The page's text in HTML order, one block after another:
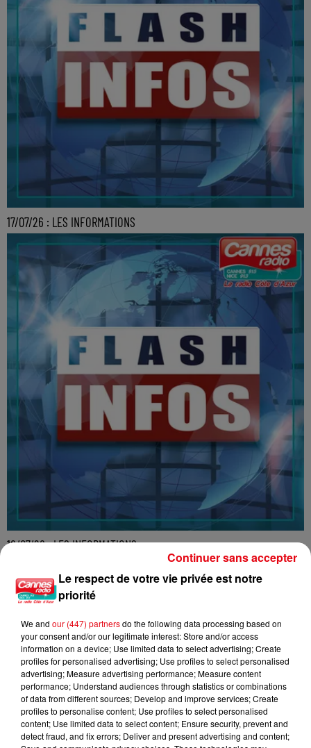
17/07/26 : LES INFORMATIONS
16/07/26 : LES INFORMATIONS
Le respect de votre vie privée est notre
priorité
We and our (447) partnersdo the following data processing based on
your consent and/or our legitimate interest: Store and/or access
information on a device; Use limited data to select advertising; Create
profiles for personalised advertising; Use profiles to select personalised
advertising; Measure advertising performance; Measure content
performance; Understand audiences through statistics or combinations
of data from different sources; Develop and improve services; Create
profiles to personalise content; Use profiles to select personalised
content; Use limited data to select content; Ensure security, prevent and
detect fraud, and fix errors; Deliver and present advertising and content;
Continuer sans accepter